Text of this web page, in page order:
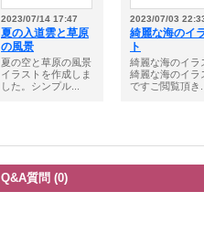
2023/07/14 17:47
夏の入道雲と草原
の風景
夏の空と草原の風景
イラストを作成しま
した。シンプル...
2023/07/03
綺麗な海のイ
ト
綺麗な海のイラ
綺麗な海のイラ
ですご閲覧頂き
Q&A質問 (0)